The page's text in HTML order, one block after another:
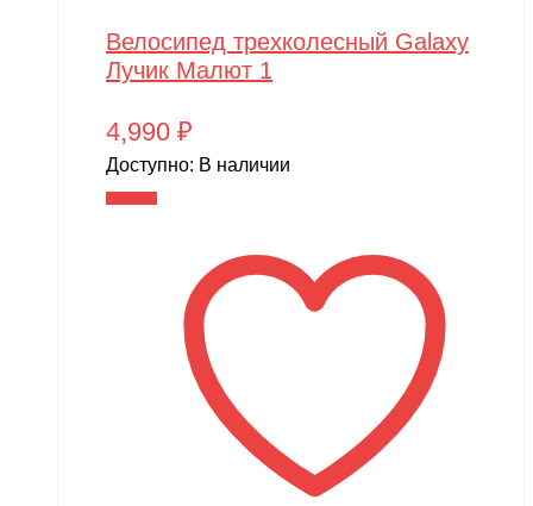
Велосипед трехколесный Galaxy
Лучик Малют 1
4,990 ₽
Доступно: В наличии